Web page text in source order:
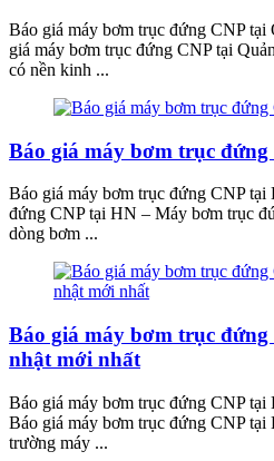
Báo giá máy bơm trục đứng CNP
giá máy bơm trục đứng CNP tại
có nền kinh ...
Báo giá máy bơm trục
Báo giá máy bơm trục đứng CNP
đứng CNP tại HN – Máy bơm trục
dòng bơm ...
Báo giá máy bơm trục
nhật mới nhất
Báo giá máy bơm trục đứng CNP tại
Báo giá máy bơm trục đứng CNP
trường máy ...